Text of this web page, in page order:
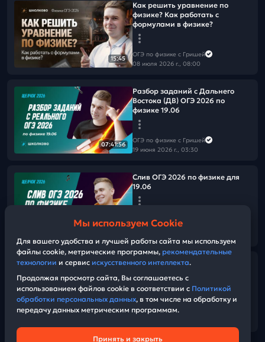
15:45
Как решить уравнение по
физике? Как работать с
формулами в физике?
ОГЭ по физике с Гришей
08 июля 2026 г., 08:00
07:41:56
Разбор заданий с Дальнего
Востока (ДВ) ОГЭ 2026 по
физике 19.06
ОГЭ по физике с Гришей
19 июня 2026 г., 03:30
Слив ОГЭ 2026 по физике для
19.06
18 июня 2026 г., 09:00
Разбор заданий с реального
ОГЭ по физике с Гришей
16 июня 2026 г., 03:30
Мы используем Cookie
Для вашего удобства и лучшей работы сайта мы используем
файлы cookie, метрические программы, рекомендательные
технологии и сервис искусственного интеллекта.
Продолжая просмотр сайта, Вы соглашаетесь с
использованием файлов cookie в соответствии с Политикой
обработки персональных данных, в том числе на обработку и
передачу данных метрическим программам.
Принять и закрыть